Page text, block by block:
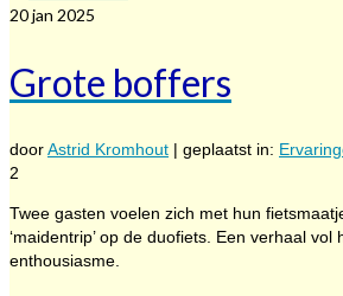
20jan 2025
Grote boffers
doorAstrid Kromhout | geplaatst in:
2
Twee gasten voelen zich met hun
‘maidentrip’ op de duofiets. Een verhaal vol
enthousiasme.